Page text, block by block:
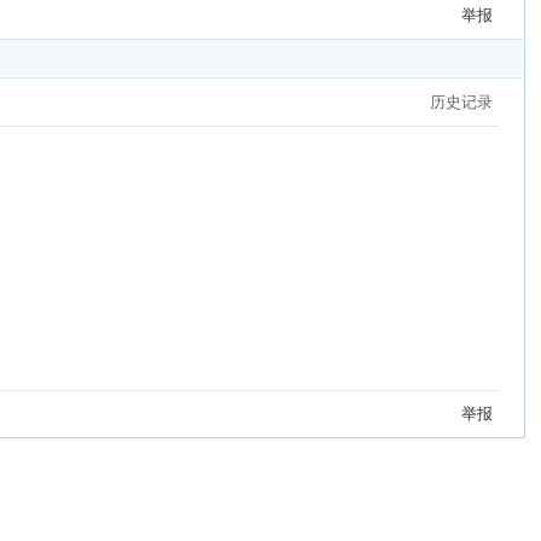
举报
历史记录
举报